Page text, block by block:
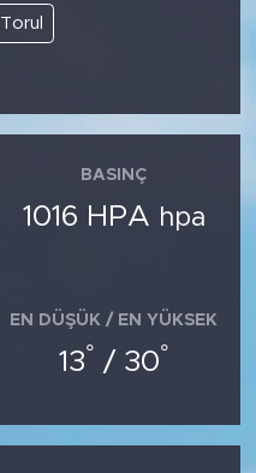
Torul
BASINÇ
1016 HPA hpa
EN DÜŞÜK / EN YÜKSEK
13° / 30°